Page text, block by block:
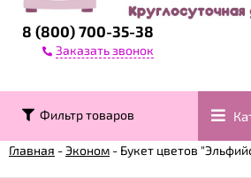
Доставка
Контакты
8 (800) 700-35-38
Заказать звонок
Фильтр товаров
Главная -Эконом - Букет цветов